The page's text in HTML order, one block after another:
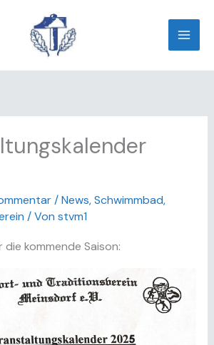
/News,Schwimmbad,
/ Von stvm1
kommende Saison: